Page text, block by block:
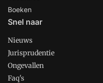
Boeken
Snel naar
Nieuws
Jurisprudentie
Ongevallen
Faq's